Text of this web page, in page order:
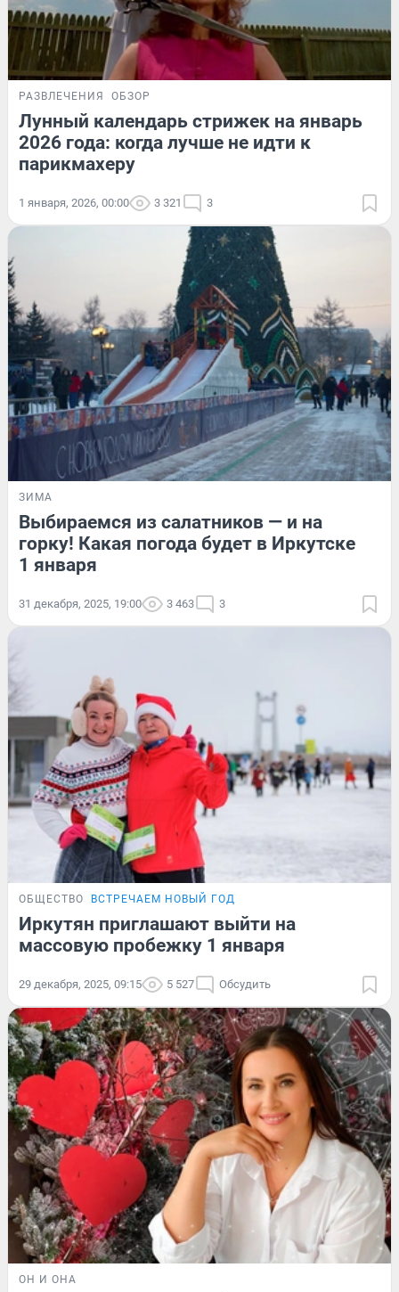
РАЗВЛЕЧЕНИЯ ОБЗОР
Лунный календарь стрижек на январь
2026 года: когда лучше не идти к
парикмахеру
1 января, 2026, 00:00 3 321 3
ЗИМА
Выбираемся из салатников — и на
горку! Какая погода будет в Иркутске
1 января
31 декабря, 2025, 19:00 3 463 3
ОБЩЕСТВО ВСТРЕЧАЕМ НОВЫЙ ГОД
Иркутян приглашают выйти на
массовую пробежку 1 января
29 декабря, 2025, 09:15 5 527 Обсудить
ОН И ОНА